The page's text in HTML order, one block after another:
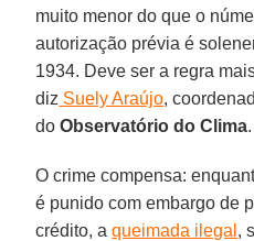
muito menor do que o
autorização prévia é
1934. Deve ser a regra
diz Suely Araújo,
doObservatório do Clima.
O crime compensa:
é punido com embargo de
crédito, aqueimada ilegal ,